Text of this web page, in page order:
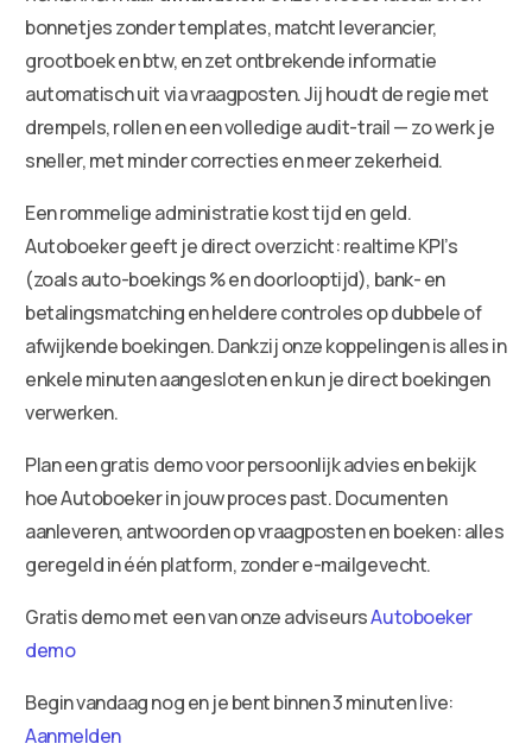
bonnetjes zonder templates, matcht leverancier,
grootboek en btw, en zet ontbrekende informatie
automatisch uit via vraagposten. Jij houdt de regie met
drempels, rollen en een volledige audit-trail — zo werk je
sneller, met minder correcties en meer zekerheid.
Een rommelige administratie kost tijd en geld.
Autoboeker geeft je direct overzicht: realtime KPI’s
(zoals auto-boekings % en doorlooptijd), bank- en
betalingsmatching en heldere controles op dubbele of
afwijkende boekingen. Dankzij onze koppelingen is alles in
enkele minuten aangesloten en kun je direct boekingen
verwerken.
Plan een gratis demo voor persoonlijk advies en bekijk
hoe Autoboeker in jouw proces past. Documenten
aanleveren, antwoorden op vraagposten en boeken: alles
geregeld in één platform, zonder e-mailgevecht.
Gratis demo met een van onze adviseursAutoboeker
demo
Begin vandaag nog en je bent binnen 3 minuten live:
Aanmelden